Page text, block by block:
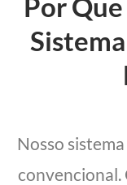
Nosso
convencional.